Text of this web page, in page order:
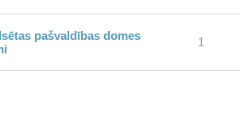
pašvaldības domes
1